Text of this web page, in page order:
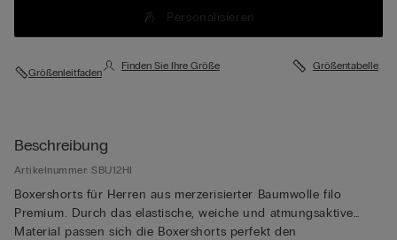
Personalisieren
Größenleitfaden
Finden Sie Ihre Größe Größentabelle
Beschreibung
Artikelnummer: SBU12HI
Boxershorts für Herren aus merzerisierter Baumwolle filo
Premium. Durch das elastische, weiche und atmungsaktive
Material passen sich die Boxershorts perfekt den